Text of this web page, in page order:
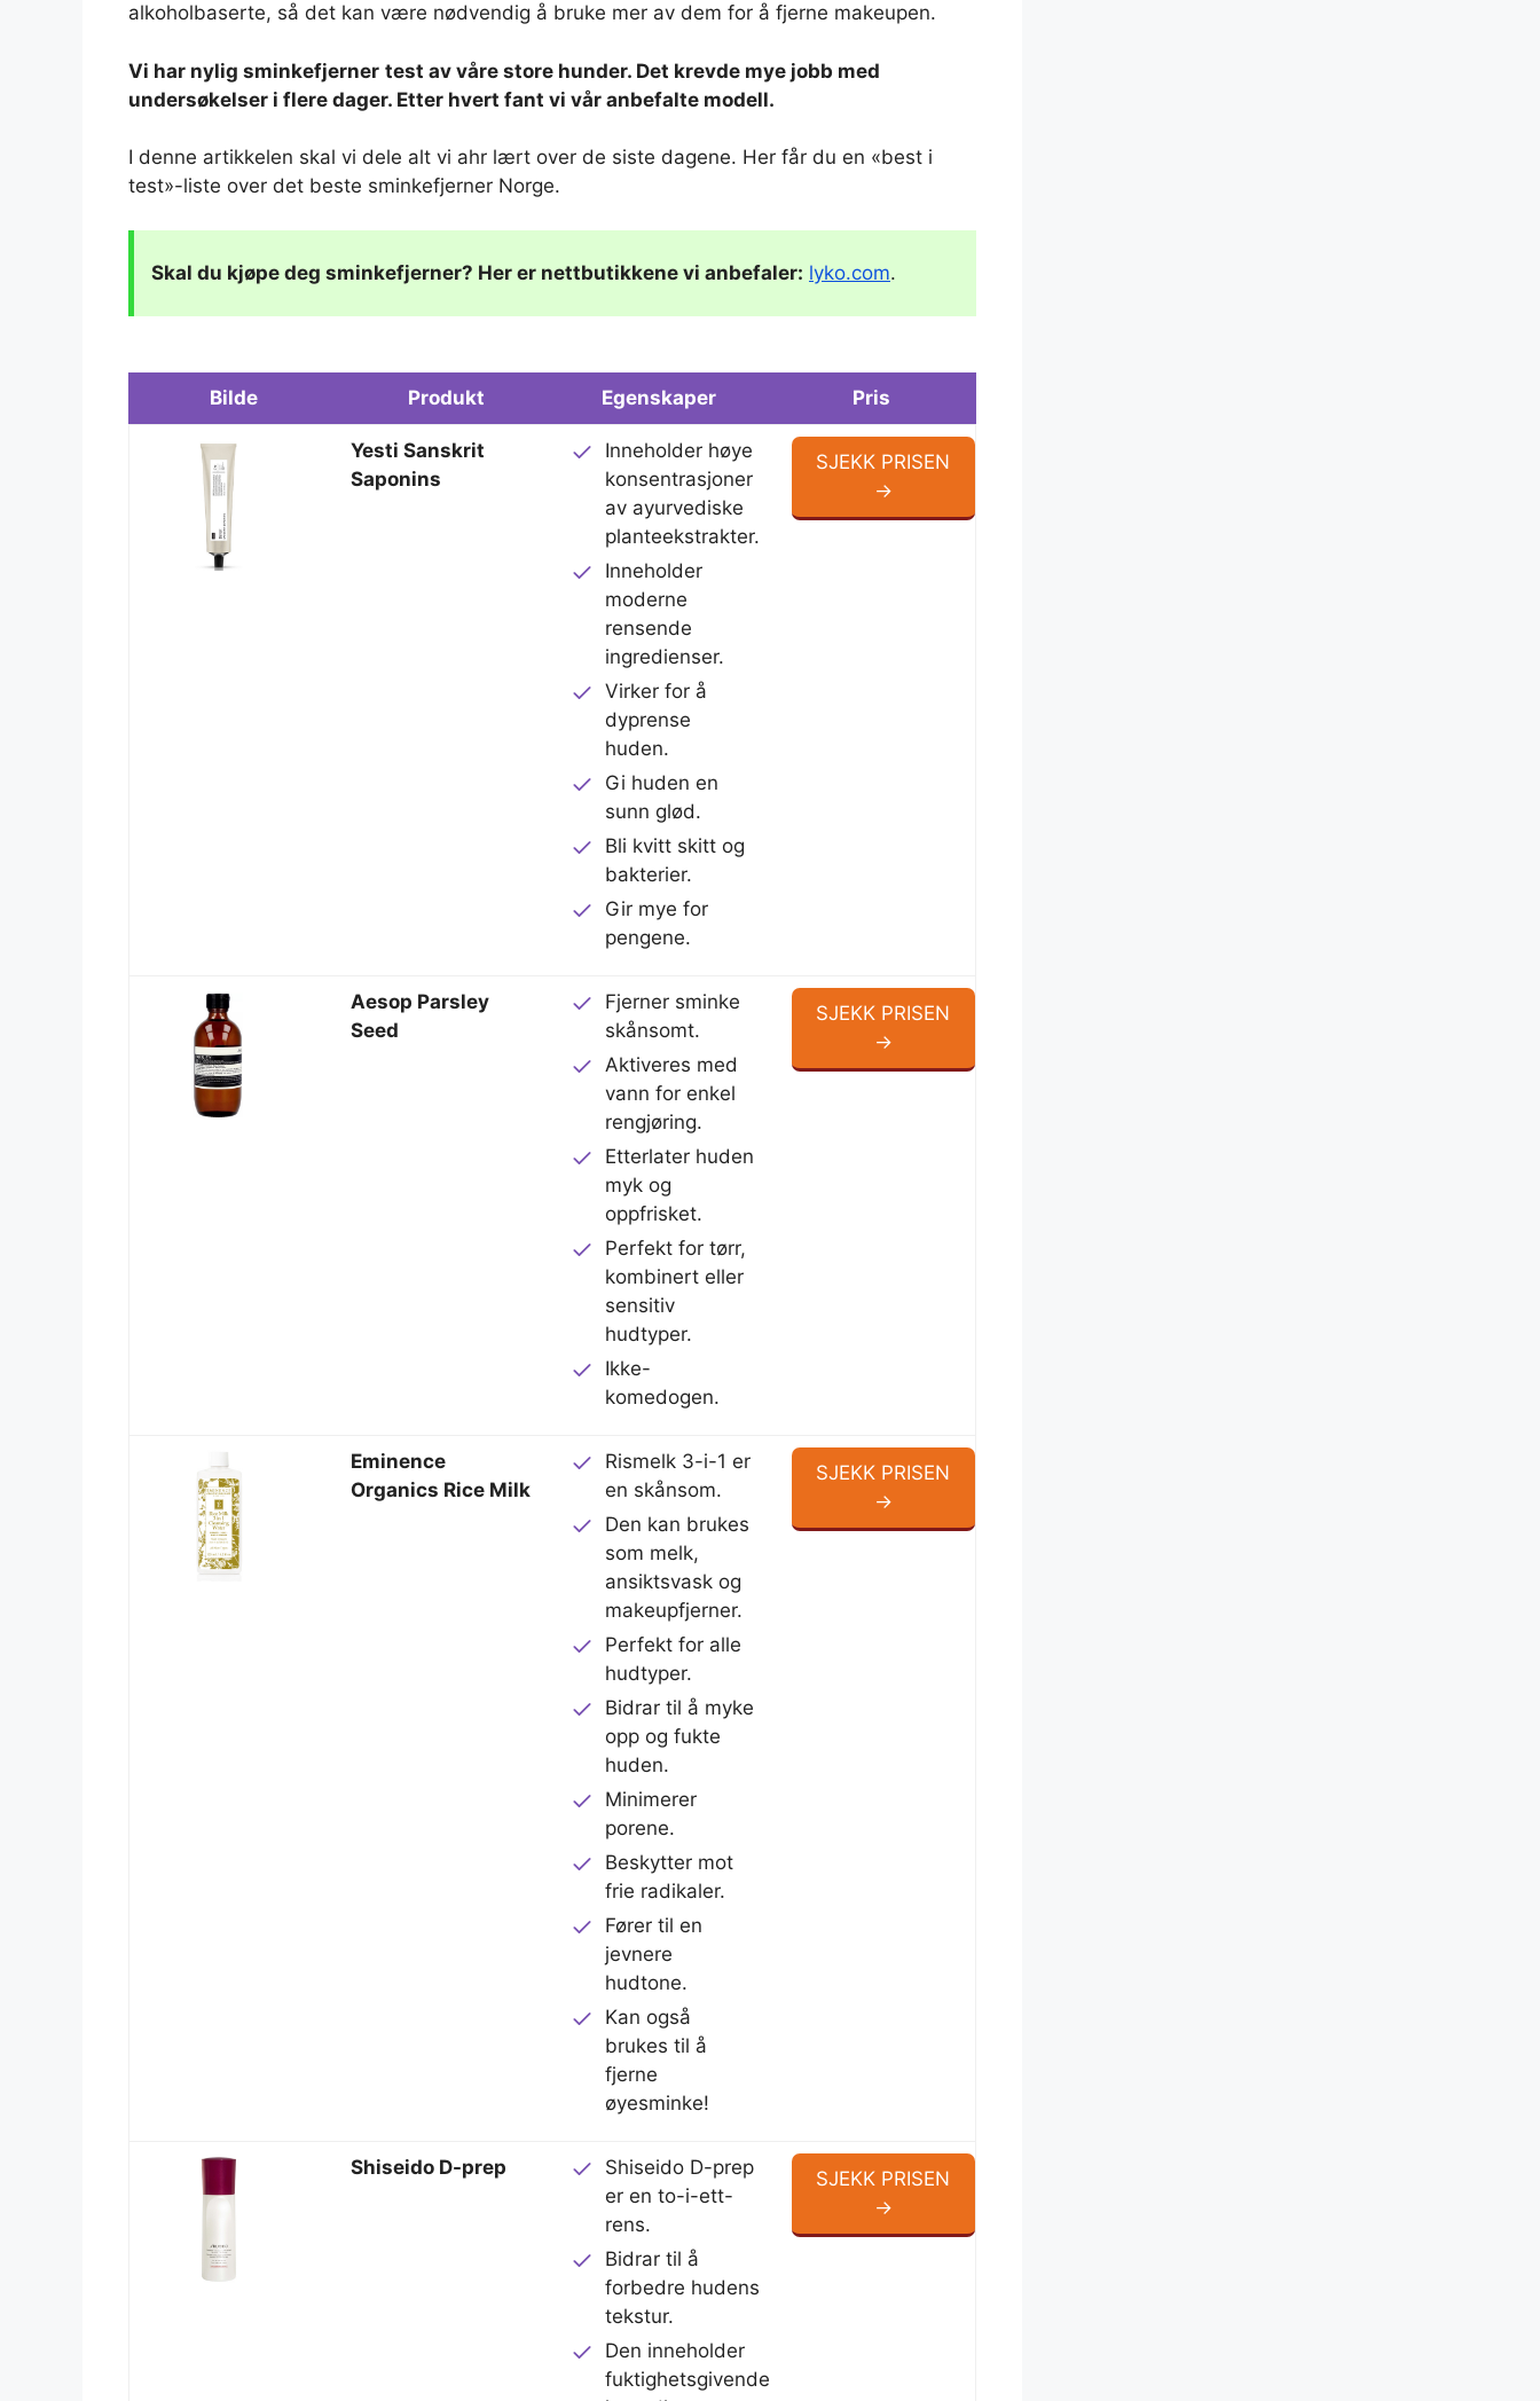
alkoholbaserte, så det kan være nødvendig å bruke mer av dem for å fjerne makeupen.
Vi har nylig sminkefjerner test av våre store hunder. Det krevde mye jobb med
undersøkelser i flere dager. Etter hvert fant vi vår anbefalte modell.
I denne artikkelen skal vi dele alt vi ahr lært over de siste dagene. Her får du en «best i
test»-liste over det beste sminkefjerner Norge.
Skal du kjøpe deg sminkefjerner? Her er nettbutikkene vi anbefaler: lyko.com.
Bilde Produkt Egenskaper Pris
Yesti Sanskrit
Saponins
Inneholder høye
konsentrasjoner
av ayurvediske
planteekstrakter.
Inneholder
moderne
rensende
ingredienser.
Virker for å
dyprense
huden.
Gi huden en
sunn glød.
Bli kvitt skitt og
bakterier.
Gir mye for
pengene.
SJEKK PRISEN
→
Aesop Parsley
Seed
Fjerner sminke
skånsomt.
Aktiveres med
vann for enkel
rengjøring.
Etterlater huden
myk og
oppfrisket.
Perfekt for tørr,
kombinert eller
sensitiv
hudtyper.
Ikke-
komedogen.
SJEKK PRISEN
→
Eminence
Organics Rice Milk
Rismelk 3-i-1 er
en skånsom.
Den kan brukes
som melk,
ansiktsvask og
makeupfjerner.
Perfekt for alle
hudtyper.
Bidrar til å myke
opp og fukte
huden.
Minimerer
porene.
Beskytter mot
frie radikaler.
Fører til en
jevnere
hudtone.
Kan også
brukes til å
fjerne
øyesminke!
SJEKK PRISEN
→
Shiseido D-prep
Shiseido D-prep
er en to-i-ett-
rens.
Bidrar til å
forbedre hudens
tekstur.
Den inneholder
fuktighetsgivende
SJEKK PRISEN
→